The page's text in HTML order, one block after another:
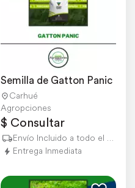
Semilla de Gatton Panic
Carhué
Agropciones
$ Consultar
Envío Incluido a todo el país
Entrega Inmediata